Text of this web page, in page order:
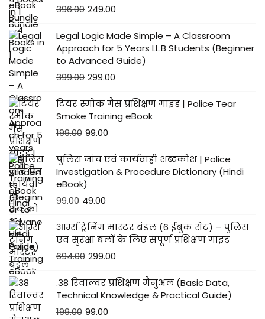
396.00 249.00
Legal Logic Made Simple – A Classroom
Approach for 5 Years LL.B Students (Beginner
to Advanced Guide)
399.00 299.00
टियर स्मोक गैस प्रशिक्षण गाइड | Police Tear
Smoke Training eBook
199.00 99.00
पुलिस जांच एवं कार्यवाही शब्दकोश | Police
Investigation & Procedure Dictionary (Hindi
eBook)
99.00 49.00
आर्म्स ट्रेनिंग मास्टर बंडल (6 ईबुक सेट) – पुलिस
एवं सुरक्षा बलों के लिए संपूर्ण प्रशिक्षण गाइड
694.00 299.00
.38 रिवाल्वर प्रशिक्षण मैनुअल (Basic Data,
Technical Knowledge & Practical Guide)
199.00 99.00